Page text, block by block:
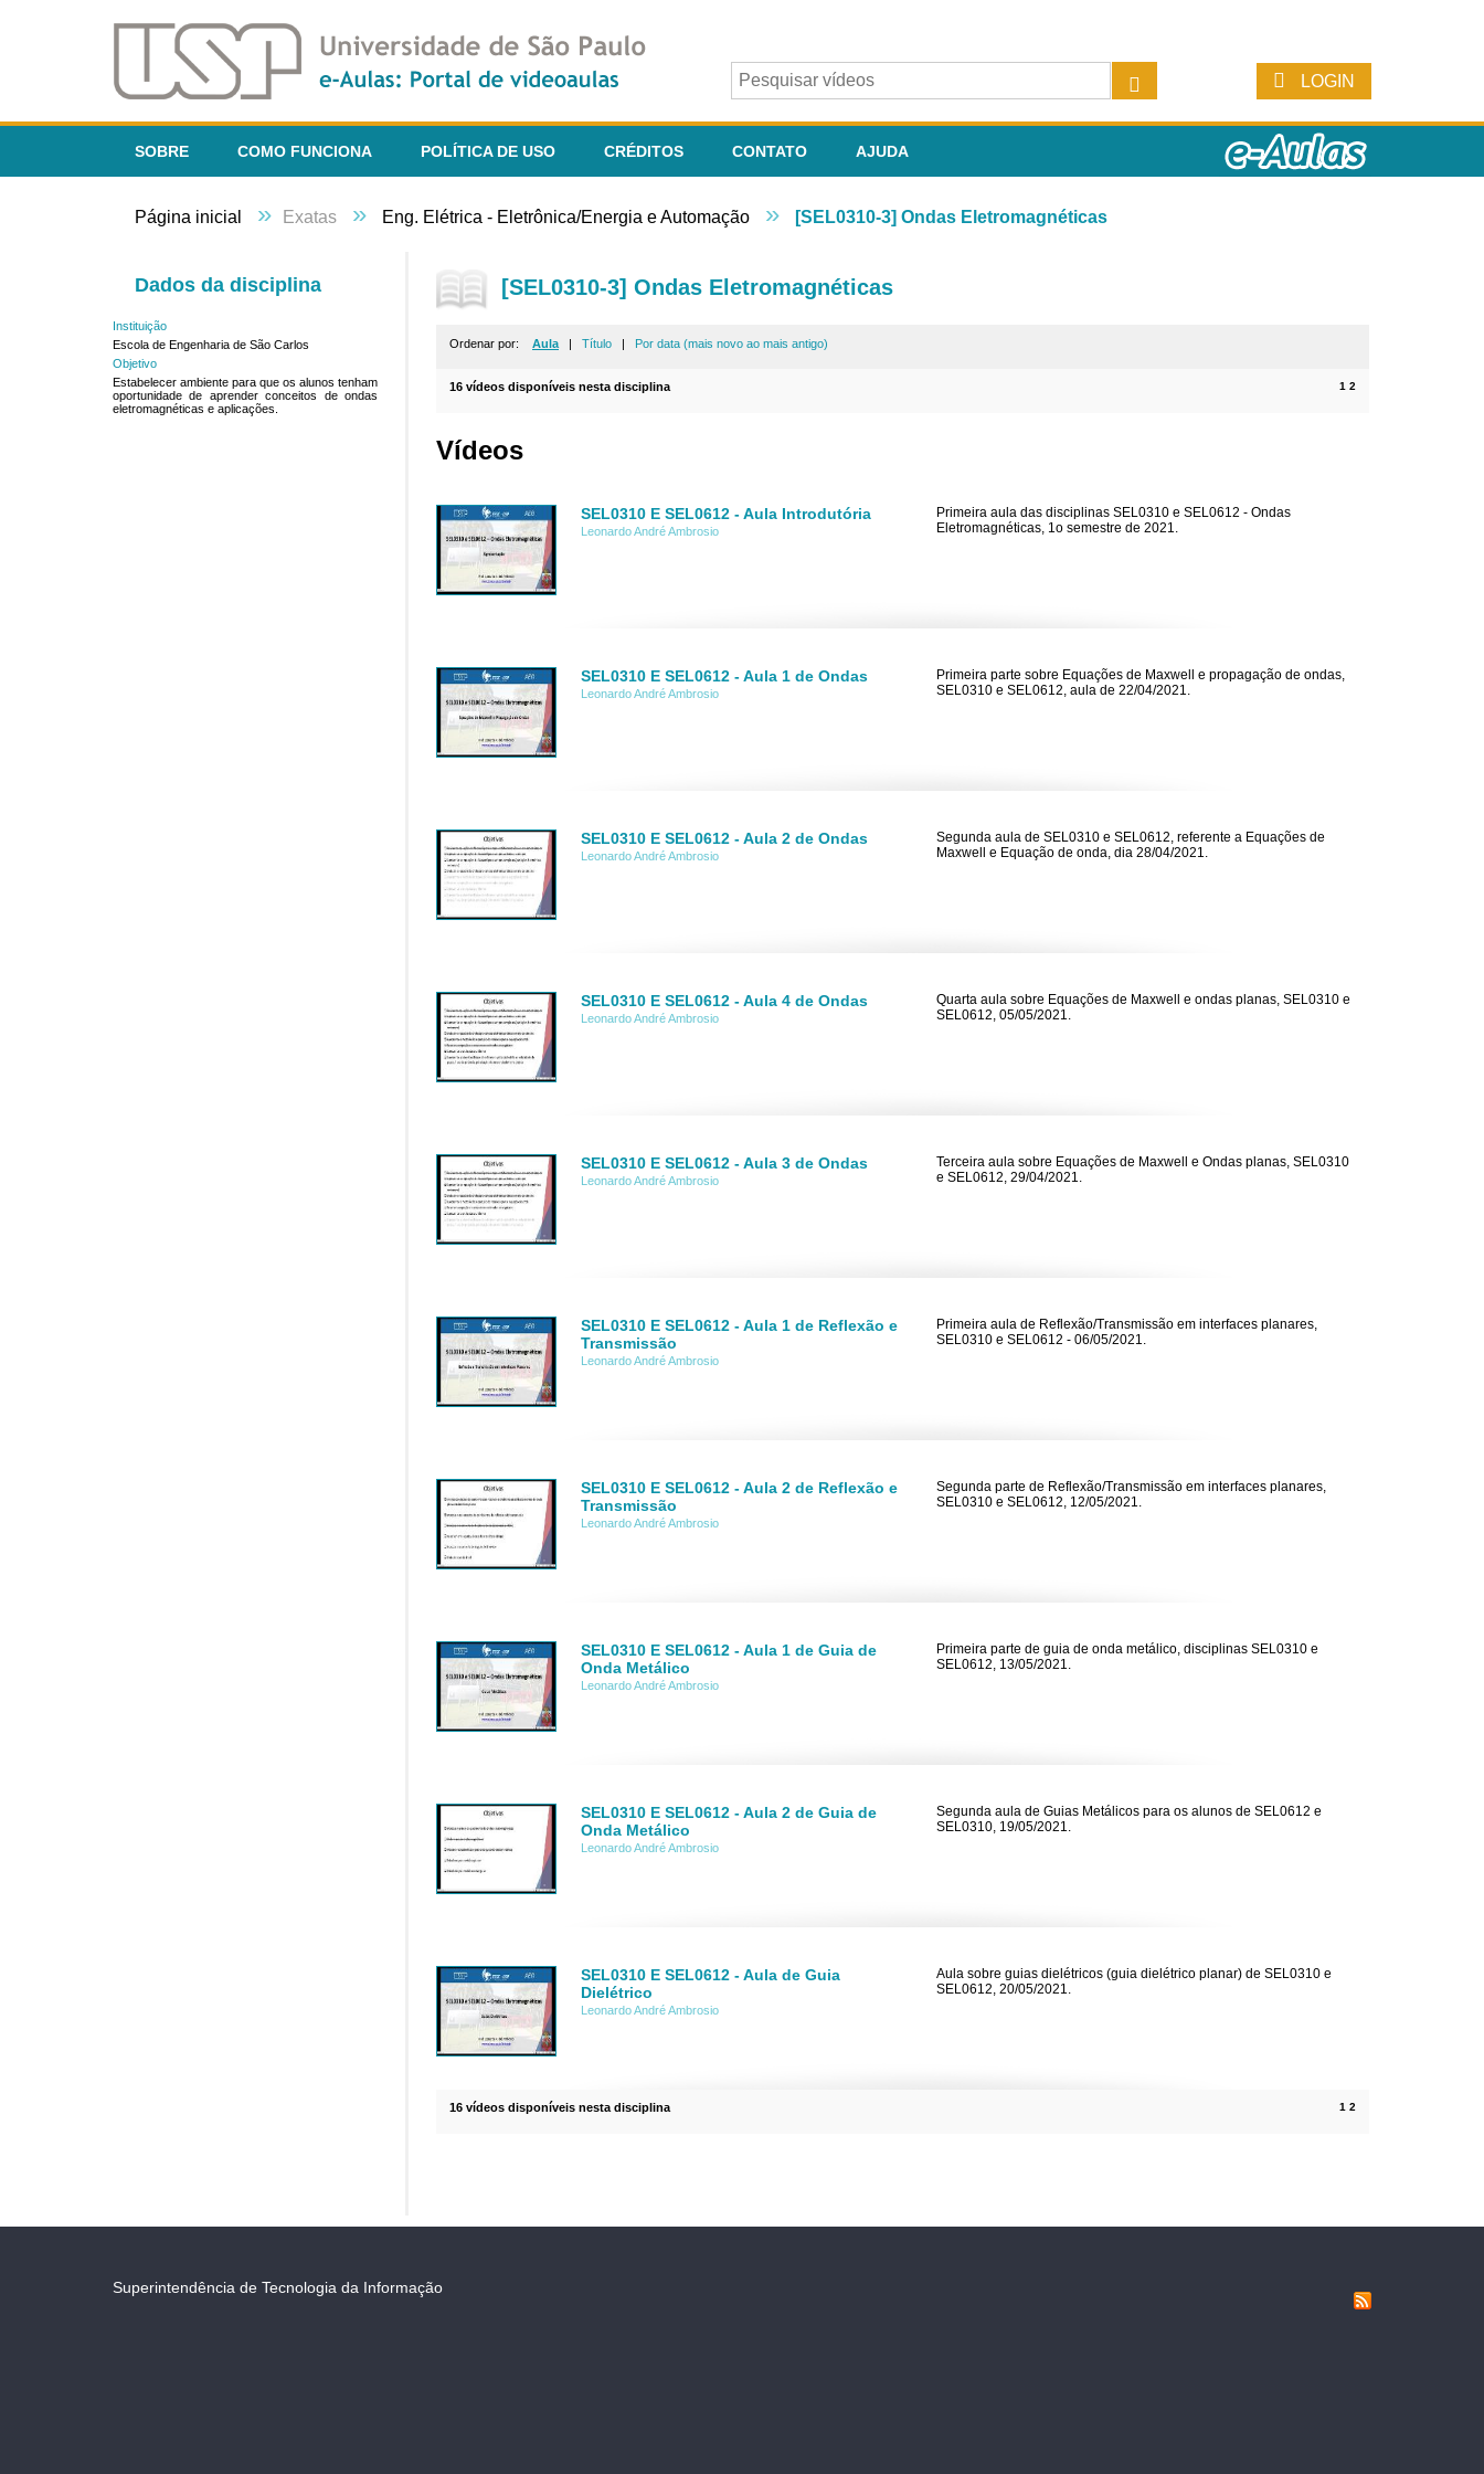
LOGIN
SOBRE COMO FUNCIONA POLÍTICA DE USO CRÉDITOS CONTATO AJUDA
Página inicial » Exatas » Eng. Elétrica - Eletrônica/Energia e Automação » [SEL0310-3] Ondas Eletromagnéticas
Dados da disciplina
Instituição
Escola de Engenharia de São Carlos
Objetivo
Estabelecer ambiente para que os alunos tenham
oportunidade de aprender conceitos de ondas
eletromagnéticas e aplicações.
[SEL0310-3] Ondas Eletromagnéticas
Ordenar por: Aula | Título | Por data (mais novo ao mais antigo)
1 2
16 vídeos disponíveis nesta disciplina
Vídeos
SEL0310 E SEL0612 - Aula Introdutória
Leonardo André Ambrosio
Primeira aula das disciplinas SEL0310 e SEL0612 - Ondas
Eletromagnéticas, 1o semestre de 2021.
SEL0310 E SEL0612 - Aula 1 de Ondas
Leonardo André Ambrosio
Primeira parte sobre Equações de Maxwell e propagação de ondas,
SEL0310 e SEL0612, aula de 22/04/2021.
SEL0310 E SEL0612 - Aula 2 de Ondas
Leonardo André Ambrosio
Segunda aula de SEL0310 e SEL0612, referente a Equações de
Maxwell e Equação de onda, dia 28/04/2021.
SEL0310 E SEL0612 - Aula 4 de Ondas
Leonardo André Ambrosio
Quarta aula sobre Equações de Maxwell e ondas planas, SEL0310 e
SEL0612, 05/05/2021.
SEL0310 E SEL0612 - Aula 3 de Ondas
Leonardo André Ambrosio
Terceira aula sobre Equações de Maxwell e Ondas planas, SEL0310
e SEL0612, 29/04/2021.
SEL0310 E SEL0612 - Aula 1 de Reflexão e
Transmissão
Leonardo André Ambrosio
Primeira aula de Reflexão/Transmissão em interfaces planares,
SEL0310 e SEL0612 - 06/05/2021.
SEL0310 E SEL0612 - Aula 2 de Reflexão e
Transmissão
Leonardo André Ambrosio
Segunda parte de Reflexão/Transmissão em interfaces planares,
SEL0310 e SEL0612, 12/05/2021.
SEL0310 E SEL0612 - Aula 1 de Guia de
Onda Metálico
Leonardo André Ambrosio
Primeira parte de guia de onda metálico, disciplinas SEL0310 e
SEL0612, 13/05/2021.
SEL0310 E SEL0612 - Aula 2 de Guia de
Onda Metálico
Leonardo André Ambrosio
Segunda aula de Guias Metálicos para os alunos de SEL0612 e
SEL0310, 19/05/2021.
SEL0310 E SEL0612 - Aula de Guia
Dielétrico
Leonardo André Ambrosio
Aula sobre guias dielétricos (guia dielétrico planar) de SEL0310 e
SEL0612, 20/05/2021.
1 2
16 vídeos disponíveis nesta disciplina
Superintendência de Tecnologia da Informação